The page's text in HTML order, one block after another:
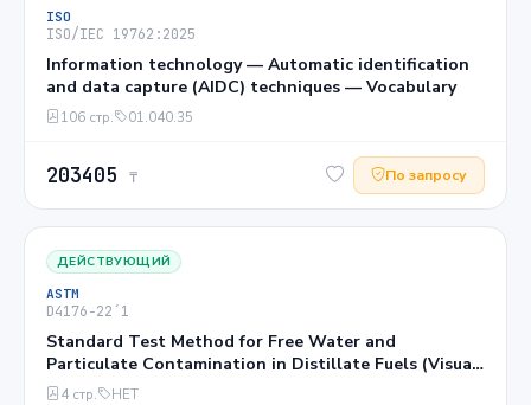
ISO
ISO/IEC 19762:2025
Information technology — Automatic identification
and data capture (AIDC) techniques — Vocabulary
106 стр. 01.040.35
203405 ₸ По запросу
ДЕЙСТВУЮЩИЙ
ASTM
D4176−22´1
Standard Test Method for Free Water and
Particulate Contamination in Distillate Fuels (Visual
Inspection Procedures)1
4 стр. НЕТ